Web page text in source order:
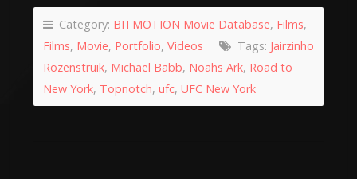
Category: BITMOTION Movie Database, Films,
Films, Movie, Portfolio, Videos Tags: Jairzinho
Rozenstruik, Michael Babb, Noahs Ark, Road to
New York, Topnotch, ufc, UFC New York